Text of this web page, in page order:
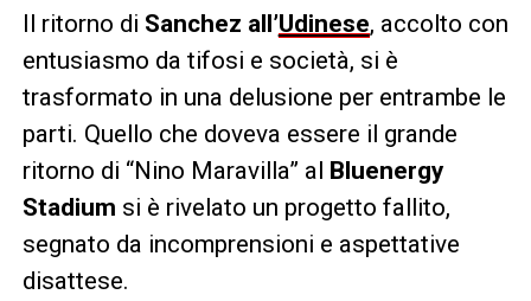
Il ritorno di Sanchez all’Udinese, accolto con
entusiasmo da tifosi e società, si è
trasformato in una delusione per entrambe le
parti. Quello che doveva essere il grande
ritorno di “Nino Maravilla” al Bluenergy
Stadium si è rivelato un progetto fallito,
segnato da incomprensioni e aspettative
disattese.